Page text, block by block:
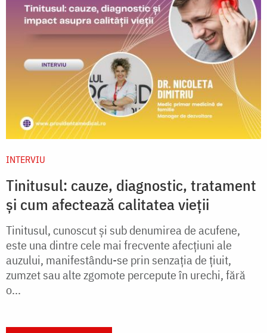
INTERVIU
Tinitusul: cauze, diagnostic, tratament
și cum afectează calitatea vieții
Tinitusul, cunoscut și sub denumirea de acufene,
este una dintre cele mai frecvente afecțiuni ale
auzului, manifestându-se prin senzația de țiuit,
zumzet sau alte zgomote percepute în urechi, fără
o...